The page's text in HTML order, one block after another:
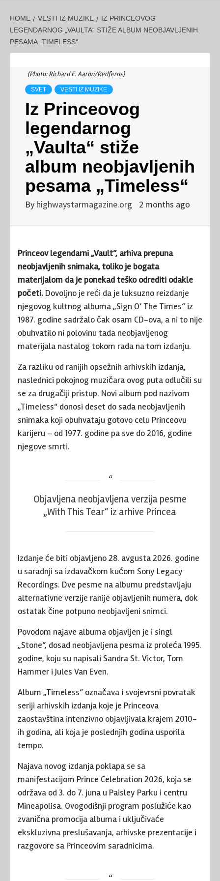
HOME VESTI IZ MUZIKE
IZ PRINCEOVOG
LEGENDARNOG „VAULTA“ STIŽE ALBUM NEOBJAVLJENIH
PESAMA „TIMELESS“
(Photo: Richard E. Aaron/Redferns)
SVET VESTI IZ MUZIKE
Iz Princeovog
legendarnog
„Vaulta“ stiže
album neobjavljenih
pesama „Timeless“
By highwaystarmagazine.org 2 months ago
Princeov legendarni „Vault“, arhiva prepuna
neobjavljenih snimaka, toliko je bogata
materijalom da je ponekad teško odrediti odakle
početi. Dovoljno je reći da je luksuzno reizdanje
njegovog kultnog albuma „Sign O’ The Times“ iz
1987. godine sadržalo čak osam CD-ova, a ni to nije
obuhvatilo ni polovinu tada neobjavljenog
materijala nastalog tokom rada na tom izdanju.
Za razliku od ranijih opsežnih arhivskih izdanja,
naslednici pokojnog muzičara ovog puta odlučili su
se za drugačiji pristup. Novi album pod nazivom
„Timeless“ donosi deset do sada neobjavljenih
snimaka koji obuhvataju gotovo celu Princeovu
karijeru – od 1977. godine pa sve do 2016, godine
njegove smrti.
Objavljena neobjavljena verzija pesme
„With This Tear“ iz arhive Princea
Izdanje će biti objavljeno 28. avgusta 2026. godine
u saradnji sa izdavačkom kućom Sony Legacy
Recordings. Dve pesme na albumu predstavljaju
alternativne verzije ranije objavljenih numera, dok
ostatak čine potpuno neobjavljeni snimci.
Povodom najave albuma objavljen je i singl
„Stone“, dosad neobjavljena pesma iz proleća 1995.
godine, koju su napisali Sandra St. Victor, Tom
Hammer i Jules Van Even.
Album „Timeless“ označava i svojevrsni povratak
seriji arhivskih izdanja koje je Princeova
zaostavština intenzivno objavljivala krajem 2010-
ih godina, ali koja je poslednjih godina usporila
tempo.
Najava novog izdanja poklapa se sa
manifestacijom Prince Celebration 2026, koja se
održava od 3. do 7. juna u Paisley Parku i centru
Mineapolisa. Ovogodišnji program poslužiće kao
zvanična promocija albuma i uključivaće
ekskluzivna preslušavanja, arhivske prezentacije i
razgovore sa Princeovim saradnicima.